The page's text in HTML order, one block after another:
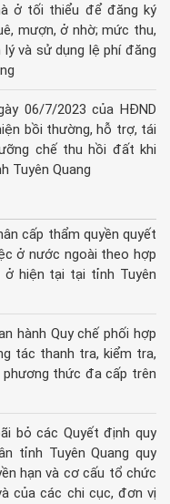
ở tối thiểu để đăng ký
mượn, ở nhờ; mức thu,
và sử dụng lệ phí đăng
06/7/2023 của HĐND
bồi thường, hỗ trợ, tái
chế thu hồi đất khi
Tuyên Quang
cấp thẩm quyền quyết
ở nước ngoài theo hợp
hiện tại tại tỉnh Tuyên
hành Quy chế phối hợp
tác thanh tra, kiểm tra,
thức đa cấp trên
bỏ các Quyết định quy
tỉnh Tuyên Quang quy
hạn và cơ cấu tổ chức
của các chi cục, đơn vị